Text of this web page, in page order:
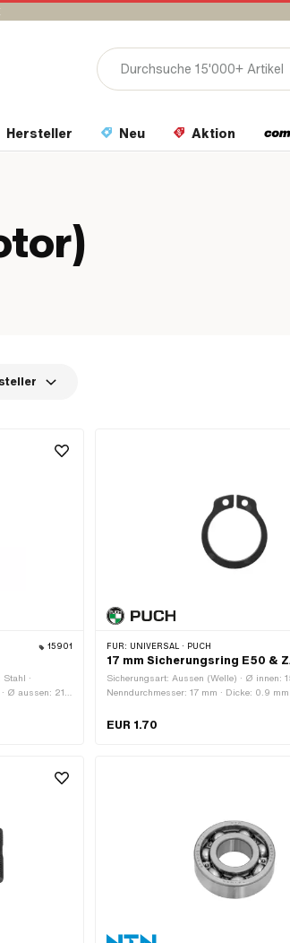
Hersteller Neu Aktion
15901
·
Ø aussen: 21
FÜR: UNIVERSAL · PUCH
17 mm Sicherungsring E50 &
Sicherungsart: Aussen (Welle) · Ø innen:
Nenndurchmesser: 17 mm · Dicke: 0.9
Verwendungsort: Kupplung · Ø aussen:
EUR 1.70